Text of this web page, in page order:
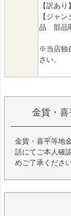
【訳あ
【ジャ
品 部品
※当店独
さい。
金貨・
金貨・喜平等地
話にてご本人確
めご了承ください